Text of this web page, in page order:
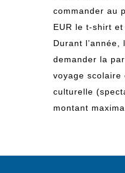
commander au
EUR le t-shirt et
Durant l’année,
demander la
voyage scolaire
culturelle
montant